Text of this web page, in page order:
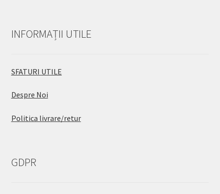
INFORMAȚII UTILE
SFATURI UTILE
Despre Noi
Politica livrare/retur
GDPR